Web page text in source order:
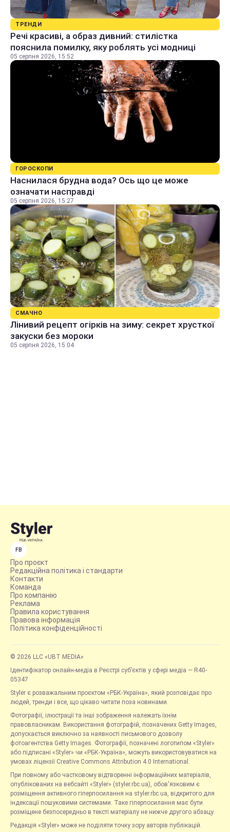
ТРЕНДИ
Речі красиві, а образ дивний: стилістка
пояснила помилку, яку роблять усі модниці
05 серпня 2026, 15:52
ГОРОСКОПИ
Наснилася брудна вода? Ось що це може
означати насправді
05 серпня 2026, 15:27
СМАЧНО
Лінивий рецепт огірків на зиму: секрет хрусткої
закуски без мороки
05 серпня 2026, 15:04
FB
Про проєкт
Редакційна політика і стандарти
Контакти
Команда
Про компанію
Реклама
Правила користування
Правова інформація
Політика конфіденційності
© 2026 LLC «UBT MEDIA»
Ідентифікатор онлайн-медіа в Реєстрі суб’єктів у сфері медіа — R40-
05347
Styler є розважальним проєктом «РБК-Україна», який розповідає про
людей, тренди і все, що цікаво читати поза новинами.
Фотографії, ілюстрації та інші зображення належать їхнім
правовласникам. Використання фотографій, позначених Getty Images,
допускається виключно за наявності письмового дозволу
фотоагентства Getty Images. Фотографії, позначені логотипом «Styler»
або підписані «Styler» чи «РБК-Україна», можуть використовуватися на
умовах ліцензії Creative Commons Attribution 4.0 International.
При повному або частковому відтворенні інформаційних матеріалів,
опублікованих на вебсайті «Styler» (styler.rbc.ua), обов'язковим є
розміщення активного гіперпосилання на styler.rbc.ua, відкритого для
індексації пошуковими системами. Таке гіперпосилання має бути
розміщене безпосередньо в тексті матеріалу не нижче другого абзацу.
Редакція «Styler» може не поділяти точку зору авторів публікацій.